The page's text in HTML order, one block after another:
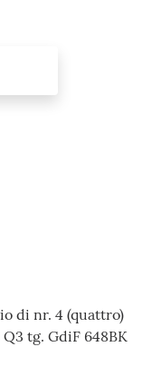
di nr. 4 (quattro)
tg. GdiF 648BK